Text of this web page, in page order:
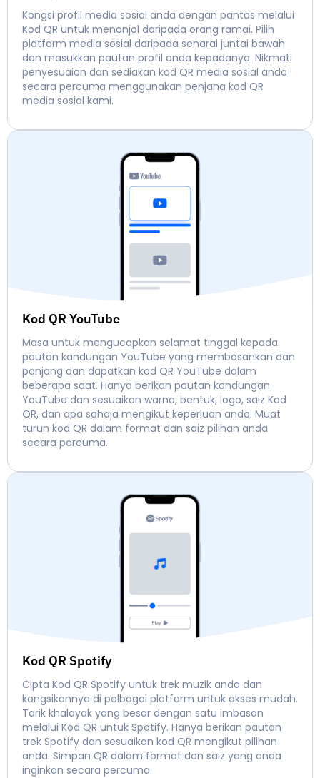
Kongsi profil media sosial anda dengan pantas melalui
Kod QR untuk menonjol daripada orang ramai. Pilih
platform media sosial daripada senarai juntai bawah
dan masukkan pautan profil anda kepadanya. Nikmati
penyesuaian dan sediakan kod QR media sosial anda
secara percuma menggunakan penjana kod QR
media sosial kami.
Kod QR YouTube
Masa untuk mengucapkan selamat tinggal kepada
pautan kandungan YouTube yang membosankan dan
panjang dan dapatkan kod QR YouTube dalam
beberapa saat. Hanya berikan pautan kandungan
YouTube dan sesuaikan warna, bentuk, logo, saiz Kod
QR, dan apa sahaja mengikut keperluan anda. Muat
turun kod QR dalam format dan saiz pilihan anda
secara percuma.
Kod QR Spotify
Cipta Kod QR Spotify untuk trek muzik anda dan
kongsikannya di pelbagai platform untuk akses mudah.
Tarik khalayak yang besar dengan satu imbasan
melalui Kod QR untuk Spotify. Hanya berikan pautan
trek Spotify dan sesuaikan kod QR mengikut pilihan
anda. Simpan QR dalam format dan saiz yang anda
inginkan secara percuma.